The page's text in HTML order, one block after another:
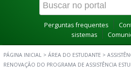
Perguntas frequentes
sistemas
PÁGINA INICIAL > ÁREA DO ESTUDANTE >
RENOVAÇÃO DO PROGRAMA DE ASSISTÊNCIA